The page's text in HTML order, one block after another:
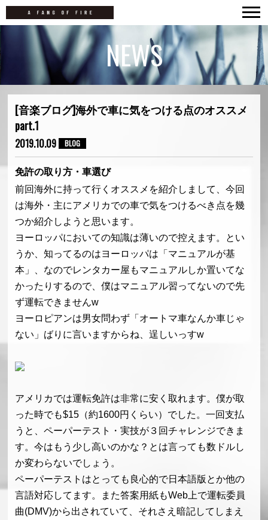
LIVE
MOVIES
NEWS
[音楽ブログ]海外で車に気をつける点のオススメ
part.1
2019.10.09 BLOG
免許の取り方・車選び
前回海外に持って行くオススメを紹介しまして、今回
は海外・主にアメリカでの車で気をつけるべき点を幾
つか紹介しようと思います。
ヨーロッパにおいての知識は薄いので控えます。とい
うか、知ってるのはヨーロッパは「マニュアルが基
本」、なのでレンタカー屋もマニュアルしか置いてな
かったりするので、僕はマニュアル習ってないので先
ず運転できませんw
ヨーロピアンは男女問わず「オートマ車なんか車じゃ
ない」ばりに言いますからね、逞しいっすw
アメリカでは運転免許は非常に安く取れます。僕が取
った時でも$15（約1600円くらい）でした。一回支払
うと、ペーパーテスト・実技が３回チャレンジできま
す。今はもう少し高いのかな？とは言っても数ドルし
か変わらないでしょう。
ペーパーテストはとっても良心的で日本語版とか他の
言語対応してます。また答案用紙もWeb上で運転委員
曲(DMV)から出されていて、それさえ暗記してしまえ